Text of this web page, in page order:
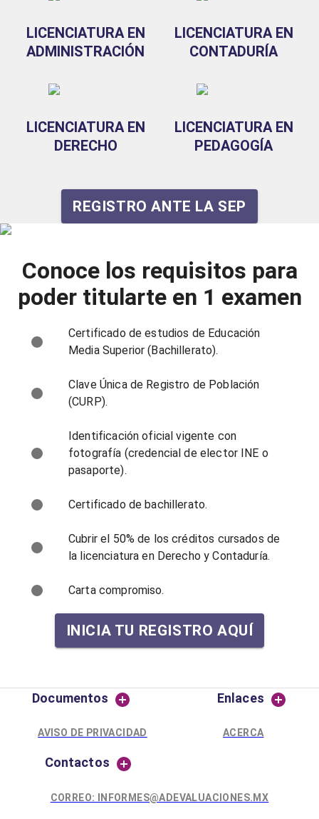
LICENCIATURA EN
ADMINISTRACIÓN
LICENCIATURA EN
CONTADURÍA
LICENCIATURA EN
DERECHO
LICENCIATURA EN
PEDAGOGÍA
REGISTRO ANTE LA SEP
Conoce los requisitos para
poder titularte en 1 examen
Certificado de estudios de Educación
Media Superior (Bachillerato).
Clave Única de Registro de Población
(CURP).
Identificación oficial vigente con
fotografía (credencial de elector INE o
pasaporte).
Certificado de bachillerato.
Cubrir el 50% de los créditos cursados de
la licenciatura en Derecho y Contaduría.
Carta compromiso.
INICIA TU REGISTRO AQUÍ
Documentos
AVISO DE PRIVACIDAD
Enlaces
ACERCA
Contactos
CORREO: INFORMES@ADEVALUACIONES.MX